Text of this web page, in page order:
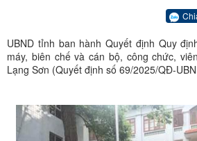
UBND tỉnh ban hành Quyết định Quy
máy, biên chế và cán bộ, công chức,
Lạng Sơn (Quyết định số 69/2025/QĐ-